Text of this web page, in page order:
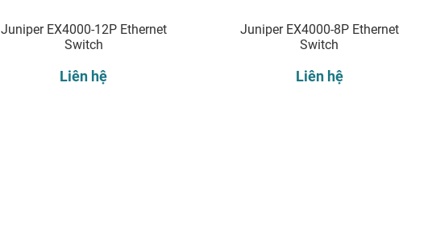
Juniper EX4000-12P Ethernet
Switch
Liên hệ
Juniper EX4000-8P Ethernet
Switch
Liên hệ